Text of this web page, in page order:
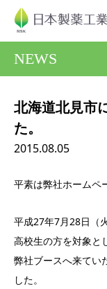
NEWS
北海道北見市
た。
2015.08.05
平素は弊社ホームペ
平成27年7月28日（
高校生の方を対象と
弊社ブースへ来てい
した。